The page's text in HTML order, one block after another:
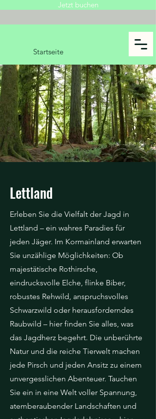
Jetzt buchen
Startseite
Lettland
Erleben Sie die Vielfalt der Jagd in
Lettland – ein wahres Paradies für
jeden Jäger. Im Kormainland erwarten
Sie unzählige Möglichkeiten: Ob
majestätische Rothirsche,
eindrucksvolle Elche, flinke Biber,
robustes Rehwild, anspruchsvolles
Schwarzwild oder herausforderndes
Raubwild – hier finden Sie alles, was
das Jagdherz begehrt. Die unberührte
Natur und die reiche Tierwelt machen
jede Pirsch und jeden Ansitz zu einem
unvergesslichen Abenteuer. Tauchen
Sie ein in eine Welt voller Spannung,
atemberaubender Landschaften und